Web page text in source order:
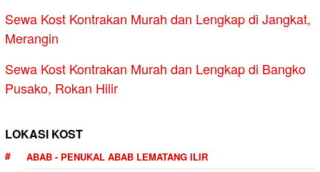
Sewa Kost Kontrakan Murah dan Lengkap di Jangkat,
Merangin
Sewa Kost Kontrakan Murah dan Lengkap di Bangko
Pusako, Rokan Hilir
LOKASI KOST
ABAB - PENUKAL ABAB LEMATANG ILIR